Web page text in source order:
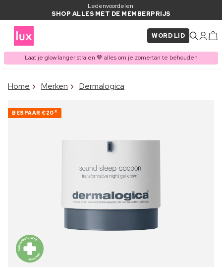
Ledenvoordelen:
SHOP ALLES MET DE MEMBERPRIJS
WORD LID
Laat je glow langer stralen 🤎 alles om je zomertan te behouden
ITEM TOEGEVOEGD AAN
Vaak samen gekocht met
Home Merken Dermalogica
BESPAAR €20 10